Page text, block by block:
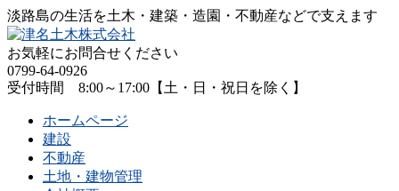
淡路島の生活を土木・建築・造園・不動産などで支えます
お気軽にお問合せください
0799-64-0926
受付時間 8:00～17:00【土・日・祝日を除く】
ホームページ
建設
不動産
土地・建物管理